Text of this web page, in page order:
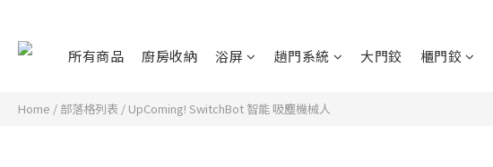
所有商品 廚房收納 浴屏 趟門系統 大門鉸 櫃門鉸
Home / 部落格列表 / UpComing! SwitchBot 智能 吸塵機械人